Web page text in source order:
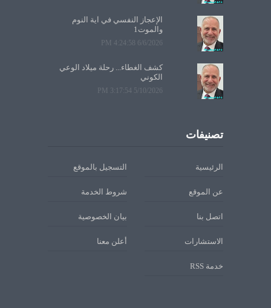
الإعجاز النفسي في آية النوم
والموت1
6/6/2026 4:24:58 PM
كشف الغطاء... رحلة ميلاد الوعي
الكوني
5/10/2026 3:17:54 PM
تصنيفات
الرئيسية التسجيل بالموقع
عن الموقع شروط الخدمة
اتصل بنا بيان الخصوصية
الاستشارات أعلن معنا
خدمة RSS